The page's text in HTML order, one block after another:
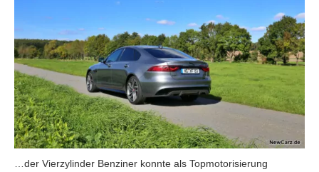
…der Vierzylinder Benziner konnte als Topmotorisierung